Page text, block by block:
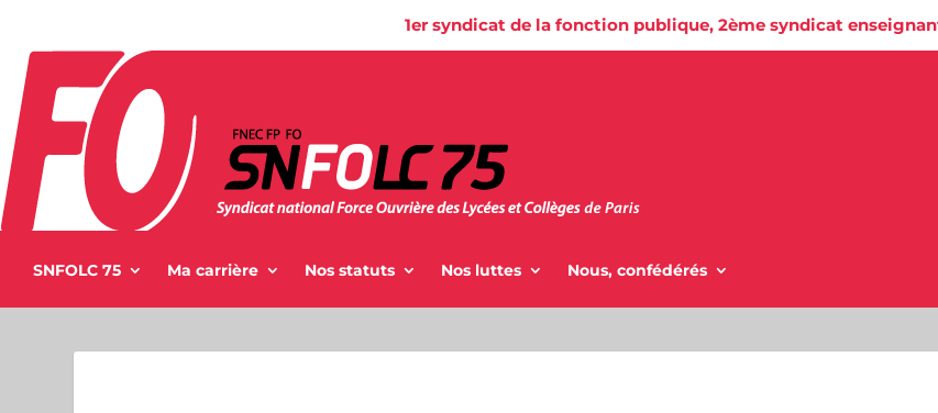
1er syndicat de la fonction publique, 2ème syndicat
SNFOLC 75 Ma carrière Nos statuts Nos luttes Nous, confédérés